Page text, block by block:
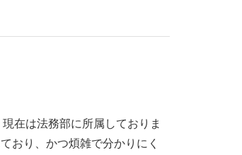
在は法務部に所属しておりま
おり、かつ煩雑で分かりにく